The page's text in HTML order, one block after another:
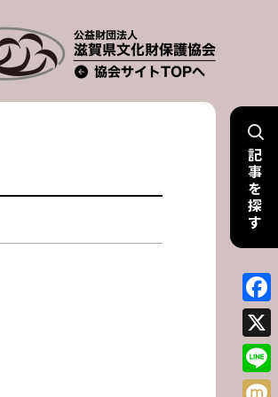
記
事
を
探
す
X
Line